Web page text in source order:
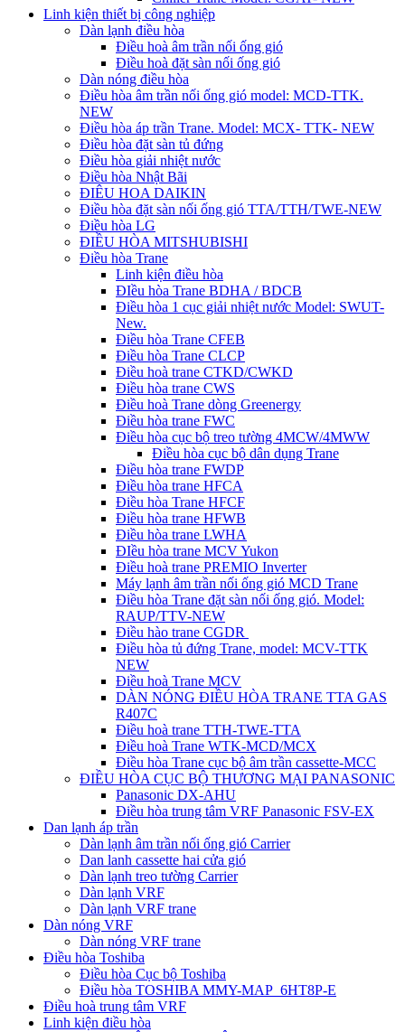
Linh kiện thiết bị công nghiệp
Dàn lạnh điều hòa
Điều hoà âm trần nối ống gió
Điều hoà đặt sàn nối ống gió
Dàn nóng điều hòa
Điều hòa âm trần nối ống gió model: MCD-TTK.
NEW
Điều hòa áp trần Trane. Model: MCX- TTK- NEW
Điều hòa đặt sàn tủ đứng
Điều hòa giải nhiệt nước
Điều hòa Nhật Bãi
ĐIÊU HOA DAIKIN
Điều hòa đặt sàn nối ống gió TTA/TTH/TWE-NEW
Điều hòa LG
ĐIỀU HÒA MITSHUBISHI
Điều hòa Trane
Linh kiện điều hòa
ĐIều hòa Trane BDHA / BDCB
Điều hòa 1 cục giải nhiệt nước Model: SWUT-
New.
Điều hòa Trane CFEB
Điều hòa Trane CLCP
Điều hoà trane CTKD/CWKD
Điều hòa trane CWS
Điều hoà Trane dòng Greenergy
Điều hòa trane FWC
Điều hòa cục bộ treo tường 4MCW/4MWW
Điều hòa cục bộ dân dụng Trane
Điều hòa trane FWDP
Điều hòa trane HFCA
Điều hòa Trane HFCF
Điều hòa trane HFWB
Điều hòa trane LWHA
ĐIều hòa trane MCV Yukon
Điều hoà trane PREMIO Inverter
Máy lạnh âm trần nối ống gió MCD Trane
Điều hòa Trane đặt sàn nối ống gió. Model:
RAUP/TTV-NEW
Điều hào trane CGDR
Điều hòa tủ đứng Trane, model: MCV-TTK
NEW
Điều hoà Trane MCV
DÀN NÓNG ĐIỀU HÒA TRANE TTA GAS
R407C
Điều hoà trane TTH-TWE-TTA
Điều hoà Trane WTK-MCD/MCX
Điều hòa Trane cục bộ âm trần cassette-MCC
ĐIỀU HÒA CỤC BỘ THƯƠNG MẠI PANASONIC
Panasonic DX-AHU
Điều hòa trung tâm VRF Panasonic FSV-EX
Dan lạnh áp trần
Dàn lạnh âm trần nối ống gió Carrier
Dan lanh cassette hai cửa gió
Dàn lạnh treo tường Carrier
Dàn lạnh VRF
Dàn lạnh VRF trane
Dàn nóng VRF
Dàn nóng VRF trane
Điều hòa Toshiba
Điều hòa Cục bộ Toshiba
Điều hòa TOSHIBA MMY-MAP_6HT8P-E
Điều hoà trung tâm VRF
Linh kiện điều hòa